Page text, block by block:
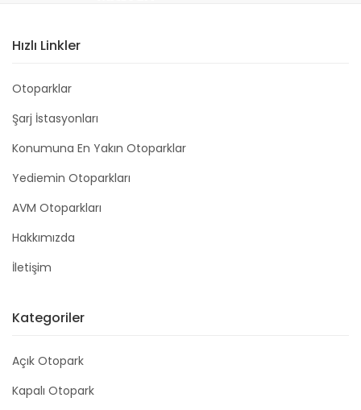
Hızlı Linkler
Otoparklar
Şarj İstasyonları
Konumuna En Yakın Otoparklar
Yediemin Otoparkları
AVM Otoparkları
Hakkımızda
İletişim
Kategoriler
Açık Otopark
Kapalı Otopark